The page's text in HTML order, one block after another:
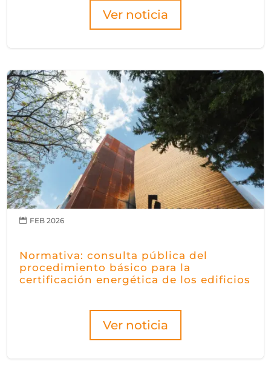
Ver noticia
Normativa: consulta pública del
procedimiento básico para la
certificación energética de los edificios
Ver noticia
 FEB 2026